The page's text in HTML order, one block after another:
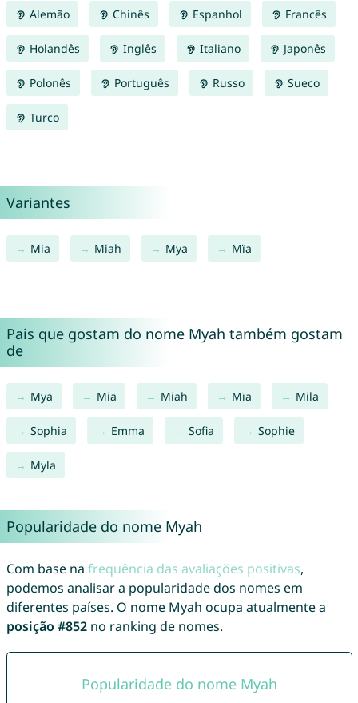
Alemão Chinês Espanhol Francês
Holandês Inglês Italiano Japonês
Polonês Português Russo Sueco
Turco
Variantes
Mia Miah Mya Mïa
Pais que gostam do nome Myah também gostam
de
Mya Mia Miah Mïa Mila
Sophia Emma Sofia Sophie
Myla
Popularidade do nome Myah
Com base na frequência das avaliações positivas,
podemos analisar a popularidade dos nomes em
diferentes países. O nome Myah ocupa atualmente a
posição #852no ranking de nomes.